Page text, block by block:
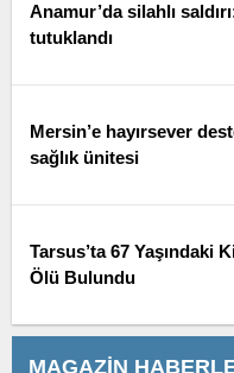
Anamur’da silahlı
tutuklandı
Mersin’e hayırsever
sağlık ünitesi
Tarsus’ta 67 Yaşındaki
Ölü Bulundu
MAGAZİN